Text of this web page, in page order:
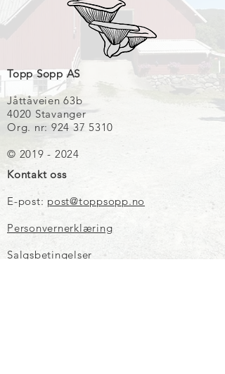
Topp Sopp AS
Jåttåveien 63b
4020 Stavanger
Org. nr: 924 37 5310
© 2019 - 2024
Kontakt oss
E-post: post@toppsopp.no
Personvernerklæring
Salgsbetingelser